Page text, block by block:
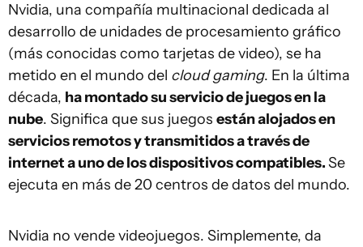
Nvidia, una compañía multinacional dedicada al
desarrollo de unidades de procesamiento gráfico
(más conocidas como tarjetas de video), se ha
metido en el mundo del cloud gaming. En la última
década, ha montado su servicio de juegos en la
nube. Significa que sus juegos están alojados en
servicios remotos y transmitidos a través de
internet a uno de los dispositivos compatibles.Se
ejecuta en más de 20 centros de datos del mundo.
Nvidia no vende videojuegos. Simplemente, da